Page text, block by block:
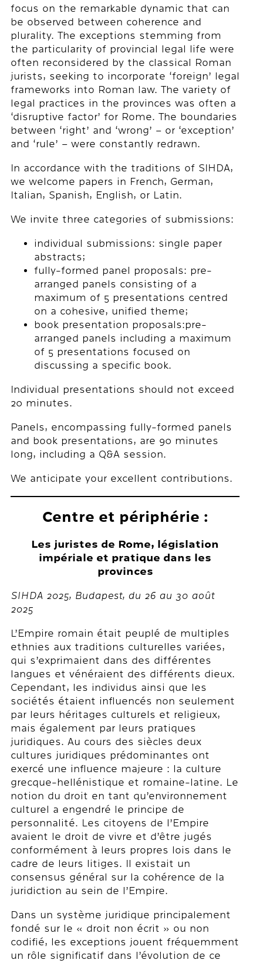
focus on the remarkable dynamic that can
be observed between coherence and
plurality. The exceptions stemming from
the particularity of provincial legal life were
often reconsidered by the classical Roman
jurists, seeking to incorporate ‘foreign’ legal
frameworks into Roman law. The variety of
legal practices in the provinces was often a
‘disruptive factor’ for Rome. The boundaries
between ‘right’ and ‘wrong’ – or ‘exception’
and ‘rule’ – were constantly redrawn.
In accordance with the traditions of SIHDA,
we welcome papers in French, German,
Italian, Spanish, English, or Latin.
We invite three categories of submissions:
individual submissions: single paper
abstracts;
fully-formed panel proposals: pre-
arranged panels consisting of a
maximum of 5 presentations centred
on a cohesive, unified theme;
book presentation proposals:pre-
arranged panels including a maximum
of 5 presentations focused on
discussing a specific book.
Individual presentations should not exceed
20 minutes.
Panels, encompassing fully-formed panels
and book presentations, are 90 minutes
long, including a Q&A session.
We anticipate your excellent contributions.
Centre et périphérie :
Les juristes de Rome, législation
impériale et pratique dans les
provinces
SIHDA 2025, Budapest, du 26 au 30 août
2025
L’Empire romain était peuplé de multiples
ethnies aux traditions culturelles variées,
qui s’exprimaient dans des différentes
langues et vénéraient des différents dieux.
Cependant, les individus ainsi que les
sociétés étaient influencés non seulement
par leurs héritages culturels et religieux,
mais également par leurs pratiques
juridiques. Au cours des siècles deux
cultures juridiques prédominantes ont
exercé une influence majeure : la culture
grecque-hellénistique et romaine-latine. Le
notion du droit en tant qu’environnement
culturel a engendré le principe de
personnalité. Les citoyens de l’Empire
avaient le droit de vivre et d’être jugés
conformément à leurs propres lois dans le
cadre de leurs litiges. Il existait un
consensus général sur la cohérence de la
juridiction au sein de l’Empire.
Dans un système juridique principalement
fondé sur le « droit non écrit » ou non
codifié, les exceptions jouent fréquemment
un rôle significatif dans l’évolution de ce